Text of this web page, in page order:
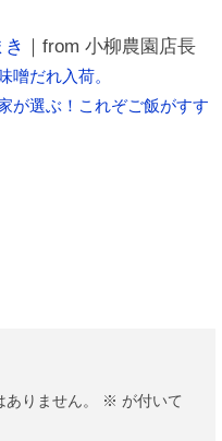
｜from 小柳農園店長
噌だれ入荷。
が選ぶ！これぞご飯がすす
りません。 ※ が付いて